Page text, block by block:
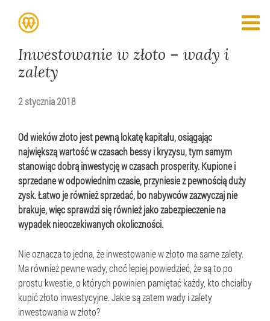
Inwestowanie w złoto – wady i
zalety
2 stycznia 2018
Od wieków złoto jest pewną lokatę kapitału, osiągając
największą wartość w czasach bessy i kryzysu, tym samym
stanowiąc dobrą inwestycję w czasach prosperity. Kupione i
sprzedane w odpowiednim czasie, przyniesie z pewnością duży
zysk. Łatwo je również sprzedać, bo nabywców zazwyczaj nie
brakuje, więc sprawdzi się również jako zabezpieczenie na
wypadek nieoczekiwanych okoliczności.
Nie oznacza to jedna, że inwestowanie w złoto ma same zalety.
Ma również pewne wady, choć lepiej powiedzieć, że są to po
prostu kwestie, o których powinien pamiętać każdy, kto chciałby
kupić złoto inwestycyjne. Jakie są zatem wady i zalety
inwestowania w złoto?